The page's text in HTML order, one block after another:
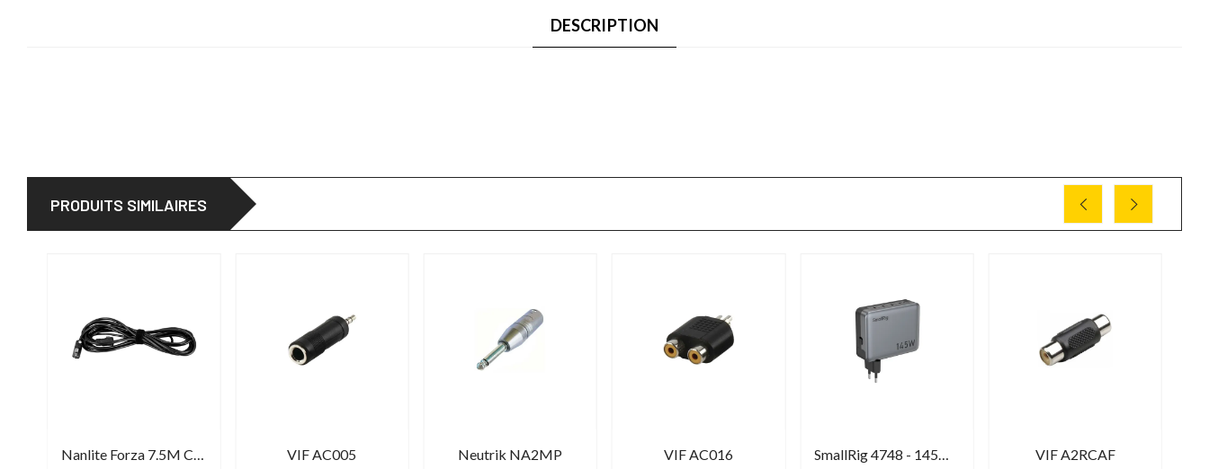
DESCRIPTION
PRODUITS SIMILAIRES
Nanlite Forza 7.5M Connector Cable VIF AC005 Neutrik NA2MP VIF AC016 SmallRig 4748 - 145W 4-Port PD Power Adapter VIF A2RCAF